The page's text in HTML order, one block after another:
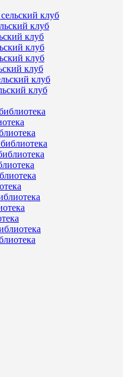
клуб
клуб
клуб
клуб
клуб
клуб
клуб
клуб